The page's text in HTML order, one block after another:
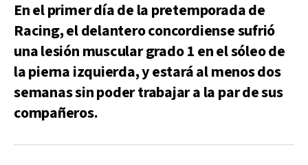
En el primer día de la pretemporada de
Racing, el delantero concordiense sufrió
una lesión muscular grado 1 en el sóleo de
la pierna izquierda, y estará al menos dos
semanas sin poder trabajar a la par de sus
compañeros.